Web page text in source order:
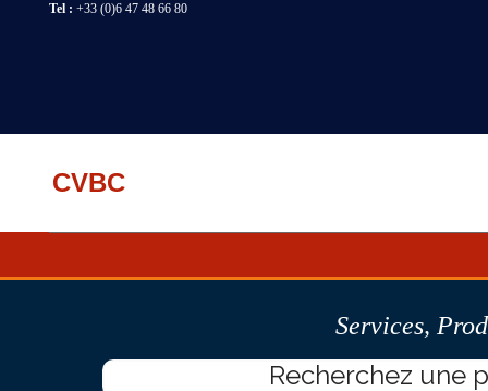
Tel : +33 (0)6 47 48 66 80
CVBC
Services,